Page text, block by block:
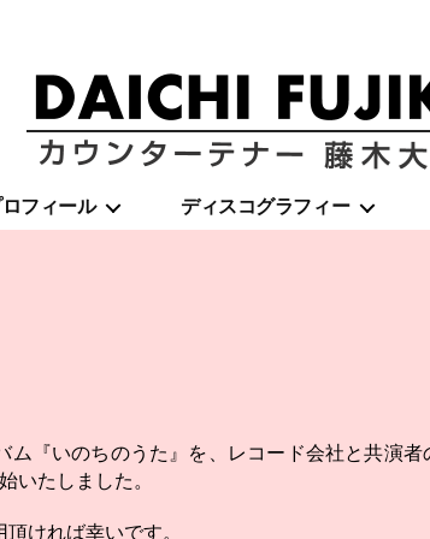
木
大
フィール ディスコグラフィー
ム『いのちのうた』を、レコード会社と共演
いたしました。
ければ幸いです。